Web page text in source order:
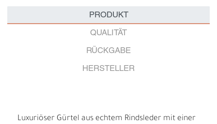
PRODUKT
QUALITÄT
RÜCKGABE
HERSTELLER
Luxuriöser Gürtel aus echtem Rindsleder mit einer